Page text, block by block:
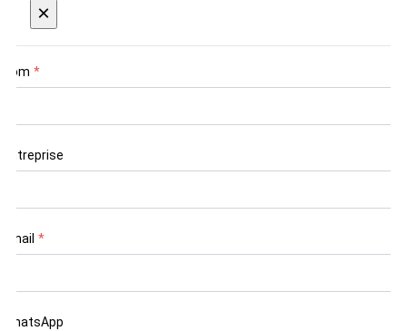
×
Nom *
Entreprise
Email *
WhatsApp